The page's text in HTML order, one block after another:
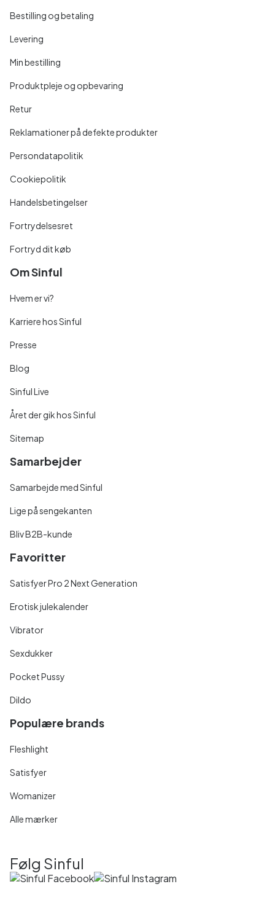
Bestilling og betaling
Levering
Min bestilling
Produktpleje og opbevaring
Retur
Reklamationer på defekte produkter
Persondatapolitik
Cookiepolitik
Handelsbetingelser
Fortrydelsesret
Fortryd dit køb
Om Sinful
Hvem er vi?
Karriere hos Sinful
Presse
Blog
Sinful Live
Året der gik hos Sinful
Sitemap
Samarbejder
Samarbejde med Sinful
Lige på sengekanten
Bliv B2B-kunde
Favoritter
Satisfyer Pro 2 Next Generation
Erotisk julekalender
Vibrator
Sexdukker
Pocket Pussy
Dildo
Populære brands
Fleshlight
Satisfyer
Womanizer
Alle mærker
Følg Sinful